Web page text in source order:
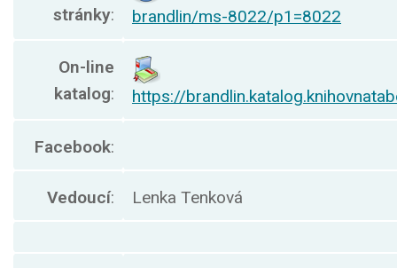
stránky:
brandlin/ms-8022/p1=8022
On-line
katalog: https://
Facebook:
Vedoucí: Lenka Tenková